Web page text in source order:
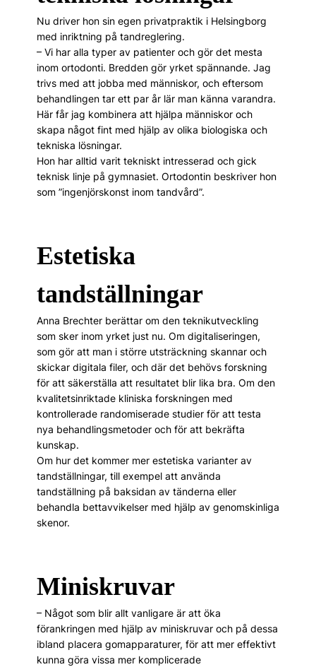
Nu driver hon sin egen privatpraktik i Helsingborg
med inriktning på tandreglering.
– Vi har alla typer av patienter och gör det mesta
inom ortodonti. Bredden gör yrket spännande. Jag
trivs med att jobba med människor, och eftersom
behandlingen tar ett par år lär man känna varandra.
Här får jag kombinera att hjälpa män­niskor och
skapa något fint med hjälp av olika biologiska och
tekniska lösningar.
Hon har alltid varit tekniskt intresserad och gick
teknisk linje på gymnasiet. Ortodontin beskriver hon
som ”ingenjörskonst inom tandvård”.
Estetiska
tandställningar
Anna Brechter berättar om den teknikutveckling
som sker inom yrket just nu. Om digitaliseringen,
som gör att man i större utsträckning skannar och
skickar digitala filer, och där det behövs forskning
för att säkerställa att resultatet blir lika bra. Om den
kvalitetsinriktade kliniska forskningen med
kontrollerade randomiserade studier för att testa
nya behandlingsmetoder och för att bekräfta
kunskap.
Om hur det kommer mer estetiska varianter av
tandställningar, till exempel att använda
tandställning på baksidan av tänderna eller
behandla bettavvikelser med hjälp av genomskinliga
skenor.
Miniskruvar
– Något som blir allt vanligare är att öka
förankringen med hjälp av miniskruvar och på dessa
ibland placera gom­appara­turer, för att mer effektivt
kunna göra vissa mer komplicerade